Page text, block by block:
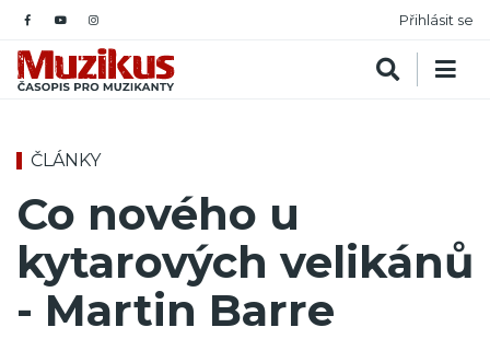
Přihlásit se
ČLÁNKY
Co nového u
kytarových ­velikánů
- Martin Barre